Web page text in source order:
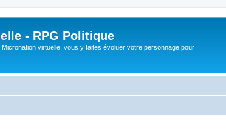
- RPG Politique
virtuelle, vous y faites évoluer votre personnage pour